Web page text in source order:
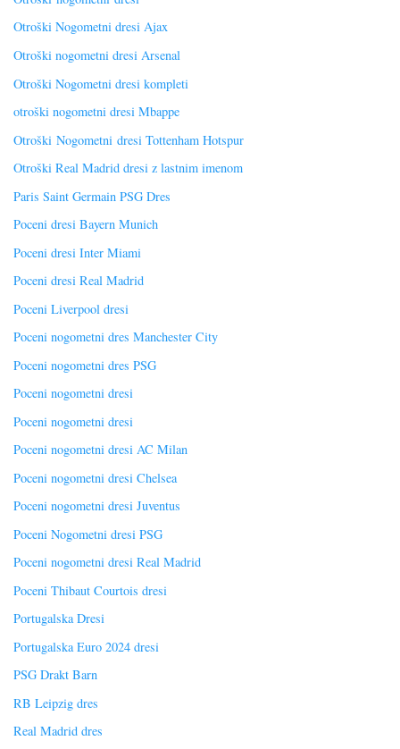
Otroški Nogometni dresi Ajax
Otroški nogometni dresi Arsenal
Otroški Nogometni dresi kompleti
otroški nogometni dresi Mbappe
Otroški Nogometni dresi Tottenham Hotspur
Otroški Real Madrid dresi z lastnim imenom
Paris Saint Germain PSG Dres
Poceni dresi Bayern Munich
Poceni dresi Inter Miami
Poceni dresi Real Madrid
Poceni Liverpool dresi
Poceni nogometni dres Manchester City
Poceni nogometni dres PSG
Poceni nogometni dresi
Poceni nogometni dresi
Poceni nogometni dresi AC Milan
Poceni nogometni dresi Chelsea
Poceni nogometni dresi Juventus
Poceni Nogometni dresi PSG
Poceni nogometni dresi Real Madrid
Poceni Thibaut Courtois dresi
Portugalska Dresi
Portugalska Euro 2024 dresi
PSG Drakt Barn
RB Leipzig dres
Real Madrid dres